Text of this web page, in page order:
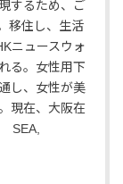
するため、ご
移住し、生活
ニュースウォ
る。女性用下
し、女性が美
現在、大阪在
SEA,